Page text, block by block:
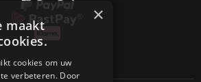
×
maakt
cookies om uw
verbeteren. Door